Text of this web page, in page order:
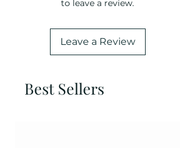
to leave a review.
Leave a Review
Best Sellers